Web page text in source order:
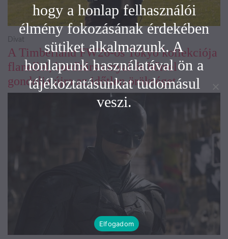
A Timberland FW26-os Tokyo kollekciója
flanellel, kordbársonnyal és bőrrel
gondolja újra az időtlen örökséget
Divat
hogy a honlap felhasználói
élmény fokozásának érdekében
sütiket alkalmazunk. A
honlapunk használatával ön a
tájékoztatásunkat tudomásul
veszi.
Elfogadom